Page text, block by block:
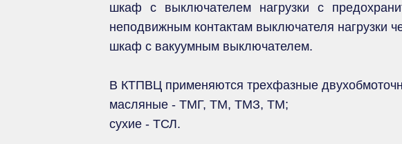
шкаф с выключателем нагрузки с
неподвижным контактам выключателя нагрузки
шкаф с вакуумным выключателем.
В КТПВЦ применяются трехфазные
масляные - TMГ, TM, ТМЗ, ТМ;
сухие - ТСЛ.